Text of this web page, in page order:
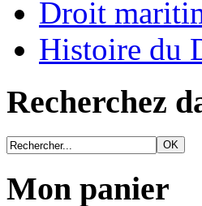
Droit
Histoire du
Recherchez
Mon panier